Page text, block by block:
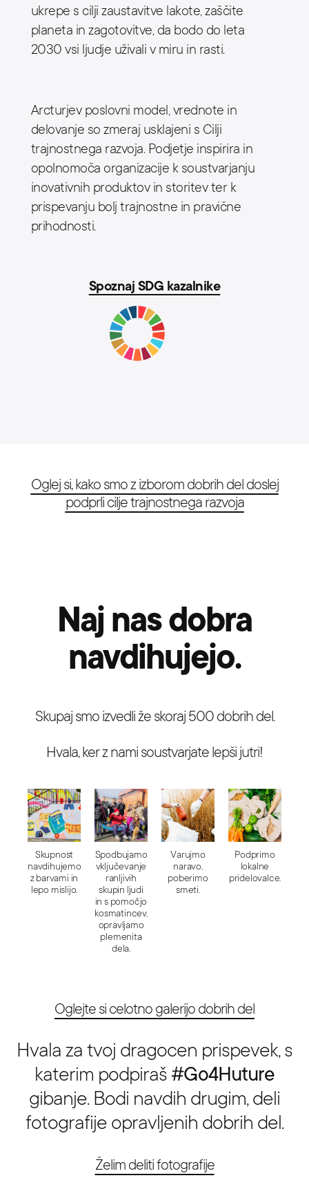
ukrepe s cilji zaustavitve lakote, zaščite
planeta in zagotovitve, da bodo do leta
2030 vsi ljudje uživali v miru in rasti.
Arcturjev poslovni model, vrednote in
delovanje so zmeraj usklajeni s Cilji
trajnostnega razvoja. Podjetje inspirira in
opolnomoča organizacije k soustvarjanju
inovativnih produktov in storitev ter k
prispevanju bolj trajnostne in pravične
prihodnosti.
Spoznaj SDG kazalnike
Oglej si, kako smo z izborom dobrih del doslej
podprli cilje trajnostnega razvoja
Naj nas dobra
navdihujejo.
Skupaj smo izvedli že skoraj 500 dobrih del.
Hvala, ker z nami soustvarjate lepši jutri!
Skupnost
navdihujemo
z barvami in
lepo mislijo.
Spodbujamo
vključevanje
ranljivih
skupin ljudi
in s pomočjo
kosmatincev,
opravljamo
plemenita
dela.
Varujmo
naravo,
poberimo
smeti.
Podprimo
lokalne
pridelovalce.
Oglejte si celotno galerijo dobrih del
Hvala za tvoj dragocen prispevek, s
katerim podpiraš#Go4Huture
gibanje. Bodi navdih drugim, deli
fotografije opravljenih dobrih del.
Želim deliti fotografije